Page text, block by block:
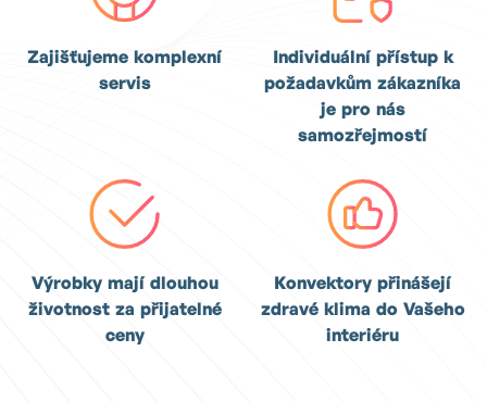
Zajišťujeme komplexní
servis
Individuální přístup k
požadavkům zákazníka
je pro nás
samozřejmostí
Výrobky mají dlouhou
životnost za přijatelné
ceny
Konvektory přinášejí
zdravé klima do Vašeho
interiéru